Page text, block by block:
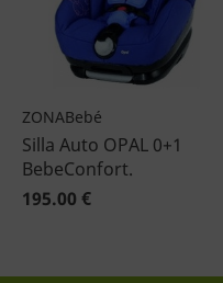
ZONABebé
Silla Auto OPAL 0+1
BebeConfort.
195.00 €